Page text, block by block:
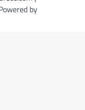
by